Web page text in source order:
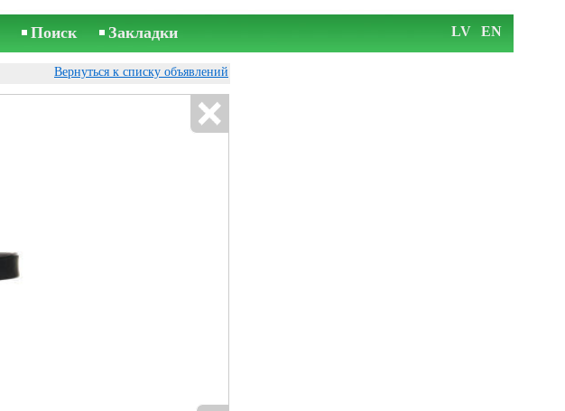
Поиск Закладки LV EN
Вернуться к списку объявлений